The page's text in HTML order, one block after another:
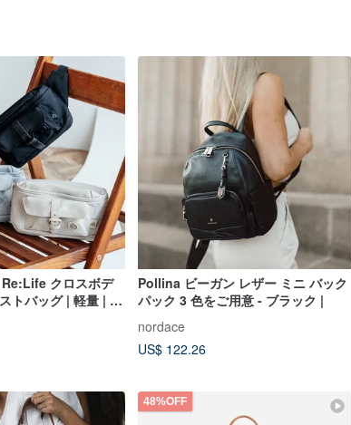
クロスボデ
トバッグ | 軽量 | 撥
Pollina ビーガン レザー ミニ バック
パック 3 色をご用意 - ブラック |
nordace
US$ 122.26
48%OFF